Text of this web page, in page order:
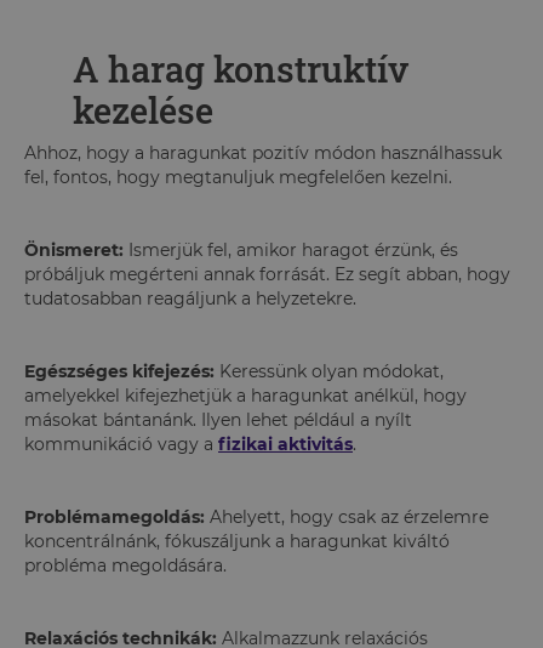
A harag konstruktív
kezelése
Ahhoz, hogy a haragunkat pozitív módon használhassuk
fel, fontos, hogy megtanuljuk megfelelően kezelni.
Önismeret: Ismerjük fel, amikor haragot érzünk, és
próbáljuk megérteni annak forrását. Ez segít abban, hogy
tudatosabban reagáljunk a helyzetekre.
Egészséges kifejezés: Keressünk olyan módokat,
amelyekkel kifejezhetjük a haragunkat anélkül, hogy
másokat bántanánk. Ilyen lehet például a nyílt
kommunikáció vagy a fizikai aktivitás.
Problémamegoldás: Ahelyett, hogy csak az érzelemre
koncentrálnánk, fókuszáljunk a haragunkat kiváltó
probléma megoldására.
Relaxációs technikák: Alkalmazzunk relaxációs